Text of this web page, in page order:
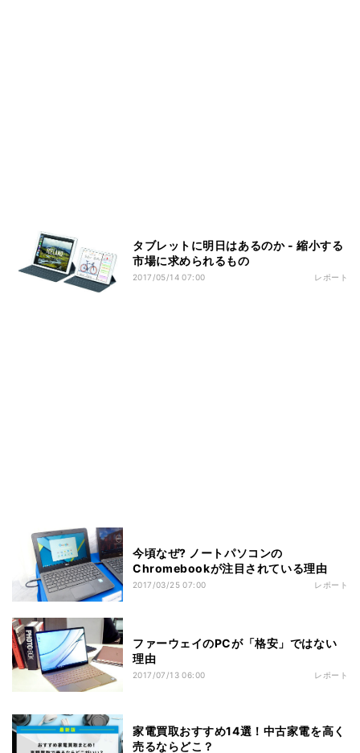
タブレットに明日はあるのか - 縮小する
市場に求められるもの
2017/05/14 07:00 レポート
今頃なぜ? ノートパソコンの
Chromebookが注目されている理由
2017/03/25 07:00 レポート
ファーウェイのPCが「格安」ではない
理由
2017/07/13 06:00 レポート
家電買取おすすめ14選！中古家電を高く
売るならどこ？